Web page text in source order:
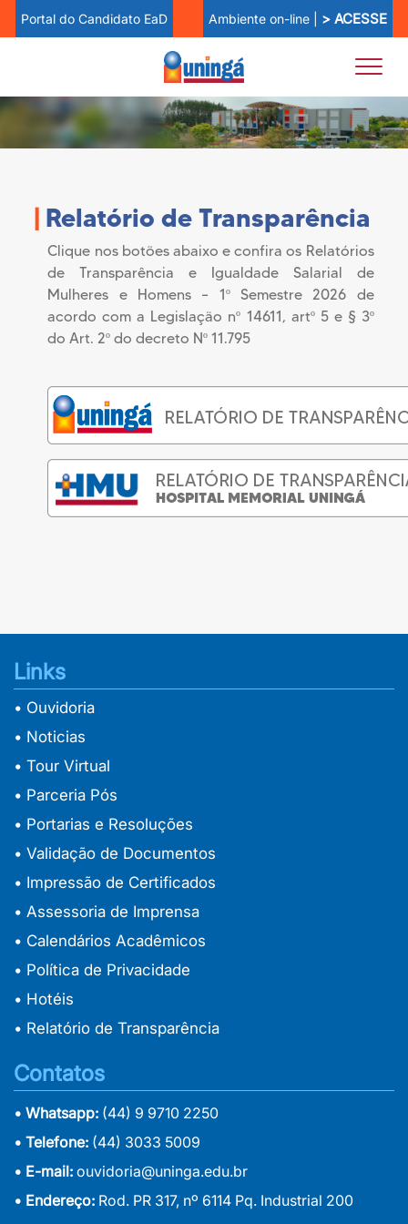
Portal do Candidato EaD Ambiente on-line | > ACESSE
| Relatório de Transparência
Clique nos botões abaixo e confira os Relatórios
de Transparência e Igualdade Salarial de
Mulheres e Homens – 1º Semestre 2026 de
acordo com a Legislação nº 14611, artº 5 e § 3º
do Art. 2º do decreto Nº 11.795
Links
• Ouvidoria
• Noticias
• Tour Virtual
• Parceria Pós
• Portarias e Resoluções
• Validação de Documentos
• Impressão de Certificados
• Assessoria de Imprensa
• Calendários Acadêmicos
• Política de Privacidade
• Hotéis
• Relatório de Transparência
Contatos
• Whatsapp: (44) 9 9710 2250
• Telefone: (44) 3033 5009
• E-mail: ouvidoria@uninga.edu.br
• Endereço: Rod. PR 317, nº 6114 Pq. Industrial 200